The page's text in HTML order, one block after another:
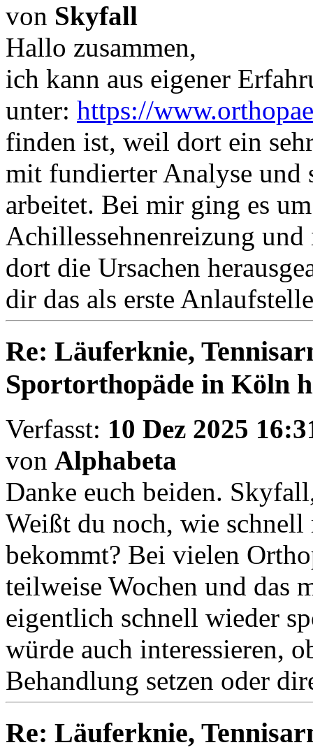
von Skyfall
Hallo zusammen,
ich kann aus eigener
unter: https://
finden ist, weil dort ein
mit fundierter Analyse und
arbeitet. Bei mir ging es
Achillessehnenreizung
dort die Ursachen
dir das als erste
Re: Läuferknie,
Sportorthopäde in Köln
Verfasst: 10 Dez 2025
von Alphabeta
Danke euch beiden.
Weißt du noch, wie
bekommt? Bei vielen
teilweise Wochen und das
eigentlich schnell wieder
würde auch interessieren,
Behandlung setzen oder
Re: Läuferknie,